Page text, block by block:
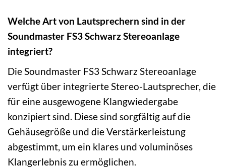
Welche Art von Lautsprechern sind in der
Soundmaster FS3 Schwarz Stereoanlage
integriert?
Die Soundmaster FS3 Schwarz Stereoanlage
verfügt über integrierte Stereo-Lautsprecher, die
für eine ausgewogene Klangwiedergabe
konzipiert sind. Diese sind sorgfältig auf die
Gehäusegröße und die Verstärkerleistung
abgestimmt, um ein klares und voluminöses
Klangerlebnis zu ermöglichen.